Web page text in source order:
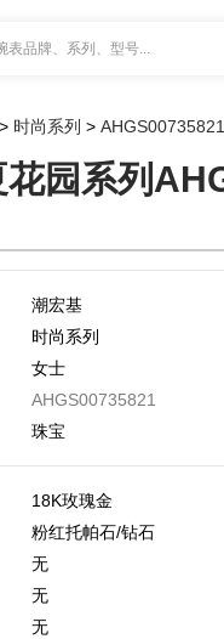
表品牌、系列、型号...
> 时尚系列 >
园系列
潮宏基
时尚系列
女士
AHGS00735821
珠宝
18K玫瑰金
粉红托帕石/钻石
无
无
无